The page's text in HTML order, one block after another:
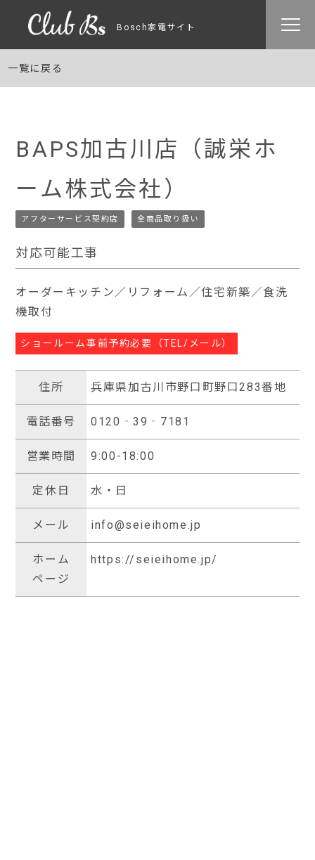
Bosch家電サイト
一覧に戻る
BAPS加古川店（誠栄ホ
ーム株式会社）
アフターサービス契約店 全商品取り扱い
対応可能工事
オーダーキッチン／リフォーム／住宅新築／食洗
機取付
ショールーム事前予約必要（TEL/メール）
住所 兵庫県加古川市野口町野口283番地
電話番号 0120‐39‐7181
営業時間 9:00-18:00
定休日 水・日
メール info@seieihome.jp
ホーム
ページ
https://seieihome.jp/